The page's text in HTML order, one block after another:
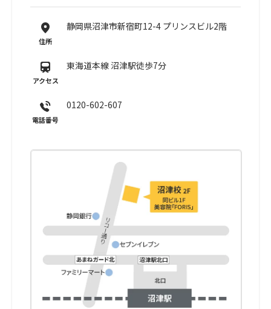
住所
静岡県沼津市新宿町12-4 プリンスビル2階
アクセス
東海道本線 沼津駅徒歩7分
電話番号
0120-602-607